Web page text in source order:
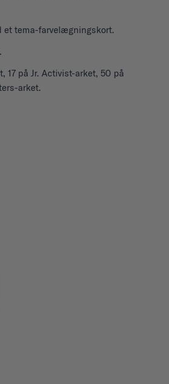
et tema-farvelægningskort.
17 på Jr. Activist-arket, 50 på
arket.